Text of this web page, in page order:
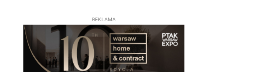
REKLAMA